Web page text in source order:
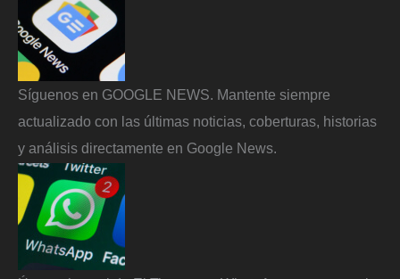
Síguenos en GOOGLE NEWS. Mantente siempre
actualizado con las últimas noticias, coberturas, historias
y análisis directamente en Google News.